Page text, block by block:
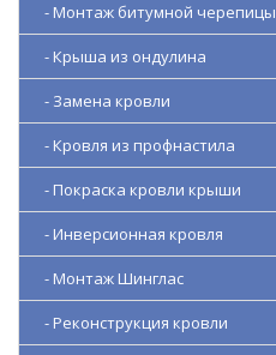
- Монтаж битумной черепицы
- Крыша из ондулина
- Замена кровли
- Кровля из профнастила
- Покраска кровли крыши
- Инверсионная кровля
- Монтаж Шинглас
- Реконструкция кровли